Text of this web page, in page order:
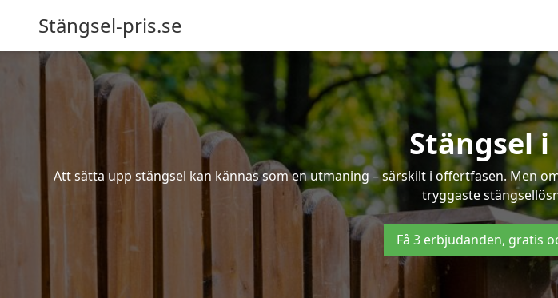
Stängsel-pris.se
Stängsel
Att sätta upp stängsel kan kännas som en utmaning – särskilt i offertfasen. Men
tryggaste
Få 3 erbjudanden, gratis